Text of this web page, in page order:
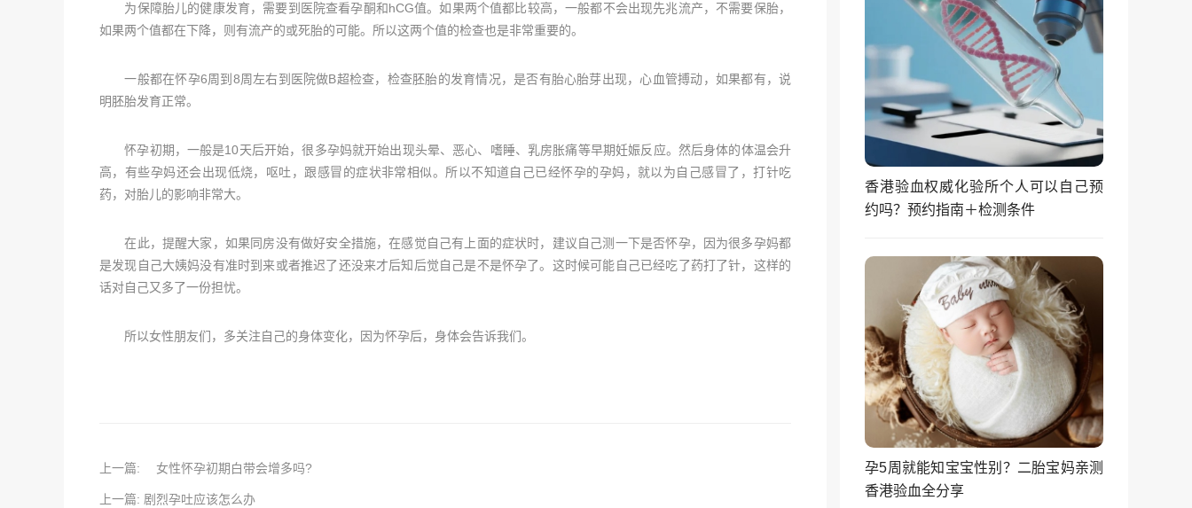
为保障胎儿的健康发育，需要到医院查看孕酮和hCG值。如果两个值都比较高，一般都不会出现先兆流产，不需要保胎，
如果两个值都在下降，则有流产的或死胎的可能。所以这两个值的检查也是非常重要的。
一般都在怀孕6周到8周左右到医院做B超检查，检查胚胎的发育情况，是否有胎心胎芽出现，心血管搏动，如果都有，说
明胚胎发育正常。
怀孕初期，一般是10天后开始，很多孕妈就开始出现头晕、恶心、嗜睡、乳房胀痛等早期妊娠反应。然后身体的体温会升
高，有些孕妈还会出现低烧，呕吐，跟感冒的症状非常相似。所以不知道自己已经怀孕的孕妈，就以为自己感冒了，打针吃
药，对胎儿的影响非常大。
在此，提醒大家，如果同房没有做好安全措施，在感觉自己有上面的症状时，建议自己测一下是否怀孕，因为很多孕妈都
是发现自己大姨妈没有准时到来或者推迟了还没来才后知后觉自己是不是怀孕了。这时候可能自己已经吃了药打了针，这样的
话对自己又多了一份担忧。
所以女性朋友们，多关注自己的身体变化，因为怀孕后，身体会告诉我们。
上一篇: 女性怀孕初期白带会增多吗?
上一篇: 剧烈孕吐应该怎么办
香港验血权威化验所个人可以自己预
约吗？预约指南＋检测条件
孕5周就能知宝宝性别？二胎宝妈亲测
香港验血全分享